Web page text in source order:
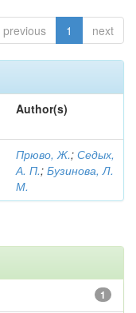
previous 1 next
Author(s)
Прюво, Ж.; Седых,
А. П.; Бузинова, Л.
М.
1